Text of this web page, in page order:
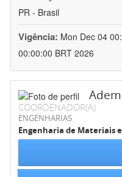
PR - Brasil
Vigência: Mon Dec 04
00:00:00 BRT 2026
COORDENADOR(A)
ENGENHARIAS
Engenharia de Materiais